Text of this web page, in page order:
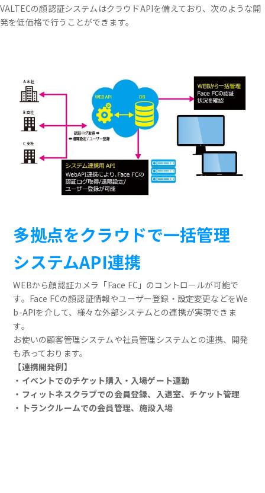
VALTECの顔認証システムはクラウドAPIを備えており、次のような開
発を低価格で行うことができます。
多拠点をクラウドで一括管理
システムAPI連携
WEBから顔認証カメラ「Face FC」のコントロールが可能で
す。Face FCの顔認証情報やユーザー登録・設定変更などをWe
b-APIを介して、様々な外部システムとの連携が実現できま
す。
お使いの顧客管理システムや社員管理システムとの連携、開発
も承っております。
【連携開発例】
・イベントでのチケット購入・入場ゲート連動
・フィットネスクラブでの会員登録、入退室、チケット管理
・トランクルームでの会員管理、施設入場